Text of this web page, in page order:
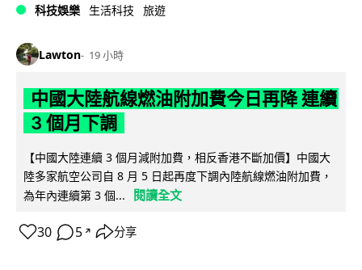
科技娛樂 生活科技 旅遊
Lawton 19 小時
中國大陸航線燃油附加費今日再降 連續
3 個月下調
【中國大陸連續 3 個月減附加費，相反香港不斷加價】中國大
陸多家航空公司自 8 月 5 日起再度下調內陸航線燃油附加費，
為年內連續第 3 個...
閱讀全文
30 5 ↗ 分享